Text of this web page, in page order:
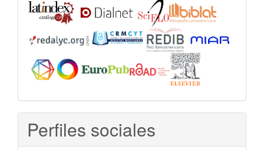
Perfiles sociales